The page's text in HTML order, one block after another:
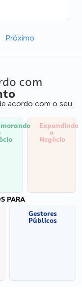
Próximo
com
acordo com o seu
Expandindo
o
Negócio
PARA
Gestores
Públicos